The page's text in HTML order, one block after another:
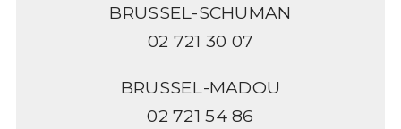
BRUSSEL-SCHUMAN
02 721 30 07
BRUSSEL-MADOU
02 721 54 86